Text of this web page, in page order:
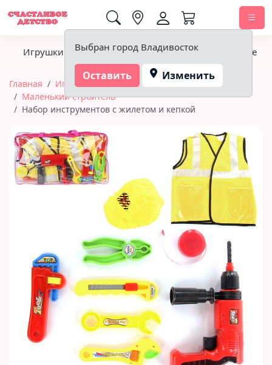
Выбран город Владивосток
Оставить Изменить
Игрушки Детское питание Подгузники, гигиена
Главная Игрушки
Тематические игры
Маленький строитель
Набор инструментов с жилетом и кепкой